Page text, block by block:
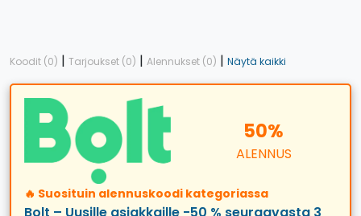
Koodit (0) | Tarjoukset (0) | Alennukset (0) | Näytä kaikki
50%
ALENNUS
🔥 Suosituin alennuskoodi kategoriassa
Bolt – Uusille asiakkaille -50 % seuraavasta 3